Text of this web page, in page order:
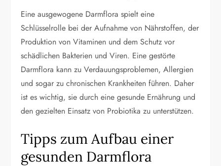
Eine ausgewogene Darmflora spielt eine
Schlüsselrolle bei der Aufnahme von Nährstoffen, der
Produktion von Vitaminen und dem Schutz vor
schädlichen Bakterien und Viren. Eine gestörte
Darmflora kann zu Verdauungsproblemen, Allergien
und sogar zu chronischen Krankheiten führen. Daher
ist es wichtig, sie durch eine gesunde Ernährung und
den gezielten Einsatz von Probiotika zu unterstützen.
Tipps zum Aufbau einer
gesunden Darmflora